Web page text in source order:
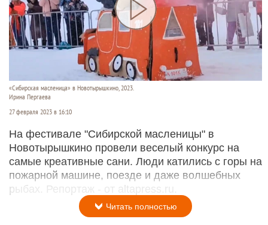
«Сибирская масленица» в Новотырышкино, 2023.
Ирина Пергаева
27 февраля 2023 в 16:10
На фестивале "Сибирской масленицы" в
Новотырышкино провели веселый конкурс на
самые креативные сани. Люди катились с горы на
пожарной машине, поезде и даже волшебных
рыбах. Репортаж - от altapress.ru.
Читать полностью